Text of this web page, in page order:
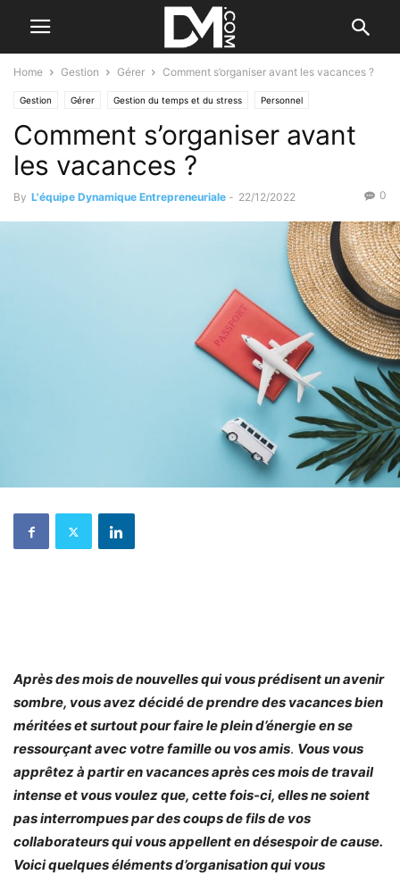
Home Gestion Gérer Comment s’organiser avant les vacances ?
Gestion Gérer Gestion du temps et du stress Personnel
Comment s’organiser avant
les vacances ?
By L'équipe Dynamique Entrepreneuriale - 22/12/2022 0
Après des mois de nouvelles qui vous prédisent un avenir
sombre, vous avez décidé de prendre des vacances bien
méritées et surtout pour faire le plein d’énergie en se
ressourçant avec votre famille ou vos amis. Vous vous
apprêtez à partir en vacances après ces mois de travail
intense et vous voulez que, cette fois-ci, elles ne soient
pas interrompues par des coups de fils de vos
collaborateurs qui vous appellent en désespoir de cause.
Voici quelques éléments d’organisation qui vous